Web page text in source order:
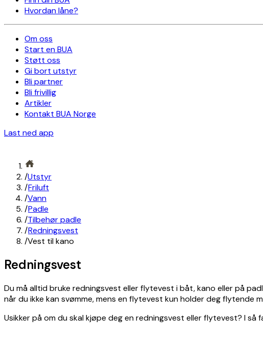
Hvordan låne?
Om oss
Start en BUA
Støtt oss
Gi bort utstyr
Bli partner
Bli frivillig
Artikler
Kontakt BUA Norge
Last ned app
/Utstyr
/Friluft
/Vann
/Padle
/Tilbehør padle
/Redningsvest
/Vest til kano
Redningsvest
Du må alltid bruke redningsvest eller flytevest i båt, kano eller på
når du ikke kan svømme, mens en flytevest kun holder deg flytende
Usikker på om du skal kjøpe deg en redningsvest eller flytevest? I så